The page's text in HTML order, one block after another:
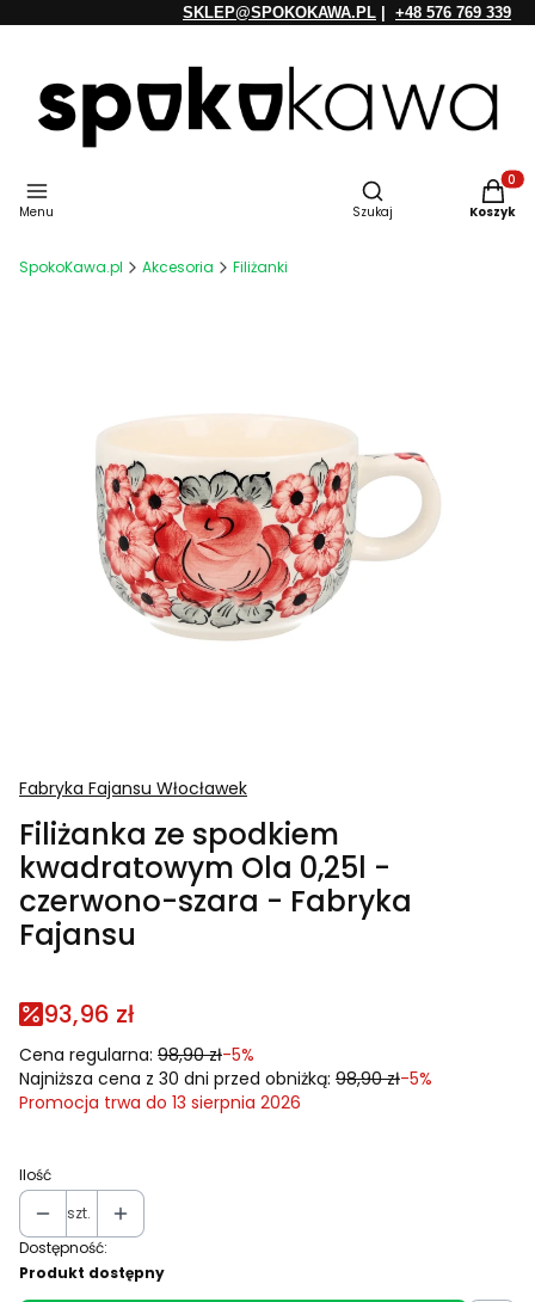
SKLEP@SPOKOKAWA.PL +48 576 769 339
Menu
Otwórz wyszukiwarkę
Szukaj Koszyk
SpokoKawa.pl Akcesoria Filiżanki
Fabryka Fajansu Włocławek
Filiżanka ze spodkiem
kwadratowym Ola 0,25l -
czerwono-szara - Fabryka
Fajansu
93,96 zł
Cena regularna: 98,90 zł-5%
Najniższa cena z 30 dni przed obniżką: 98,90 zł-5%
Promocja trwa do 13 sierpnia 2026
Ilość
szt.
Dostępność:
Produkt dostępny